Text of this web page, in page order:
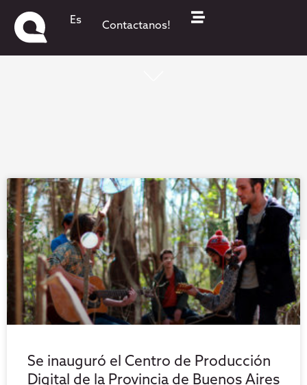
Es Contactanos!
Se inauguró el Centro de Producción
Digital de la Provincia de Buenos Aires